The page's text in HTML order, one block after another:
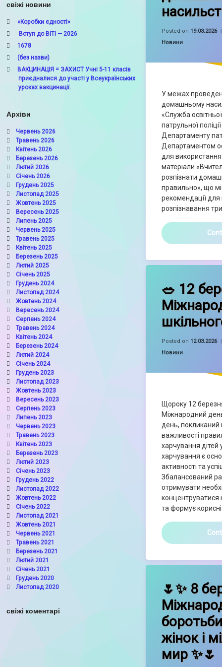
Posted on 19.03.2026
Categories:
Новини
У межах
домашньому
«Служба
патрульної
Департаменту
Департаментом
для використання
матеріали
розпізнати
правильно», що
рекомендації
розпізнавання
🥗 12
Posted on 12.03.2026
Categories:
Новини
Щороку 12
Міжнародний
день, покликаний
важливості
харчування
харчування є
активності та
Збалансований
отримувати
концентруватися
та формує корисні
🌷✨ 8
жінок і
мир ✨🌷
свіжі новини
«Коробки єдності»
Вступ до ВІТІ — 2026
1678
(без назви)
ВАКЦИНАЦІЯ = ЗАХИСТ Учні 5-11 класів
приєдналися до участі у Всеукраїнських
уроках вакцинації.
Архіви
Червень 2026
Травень 2026
Квітень 2026
Березень 2026
Лютий 2026
Січень 2026
Грудень 2025
Листопад 2025
Жовтень 2025
Вересень 2025
Липень 2025
Червень 2025
Травень 2025
Квітень 2025
Березень 2025
Лютий 2025
Січень 2025
Грудень 2024
Листопад 2024
Жовтень 2024
Вересень 2024
Серпень 2024
Травень 2024
Квітень 2024
Березень 2024
Лютий 2024
Січень 2024
Грудень 2023
Листопад 2023
Жовтень 2023
Вересень 2023
Серпень 2023
Липень 2023
Червень 2023
Травень 2023
Квітень 2023
Березень 2023
Лютий 2023
Січень 2023
Грудень 2022
Листопад 2022
Жовтень 2022
Січень 2022
Листопад 2021
Жовтень 2021
Червень 2021
Травень 2021
Березень 2021
Лютий 2021
Січень 2021
Грудень 2020
Листопад 2020
свіжі коментарі